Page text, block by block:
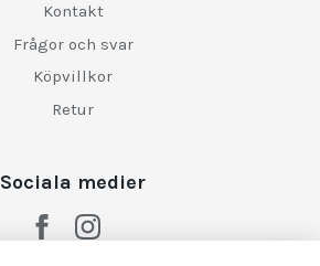
Kontakt
Frågor och svar
Köpvillkor
Retur
Sociala medier